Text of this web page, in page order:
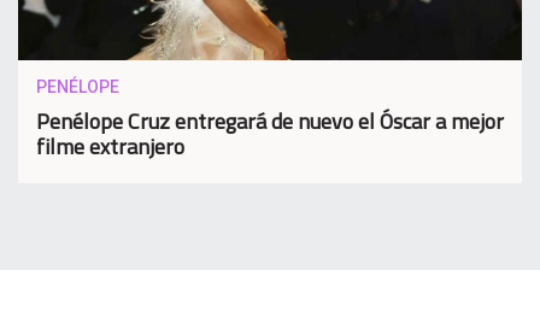
PENÉLOPE
Penélope Cruz entregará de nuevo el Óscar a mejor
filme extranjero